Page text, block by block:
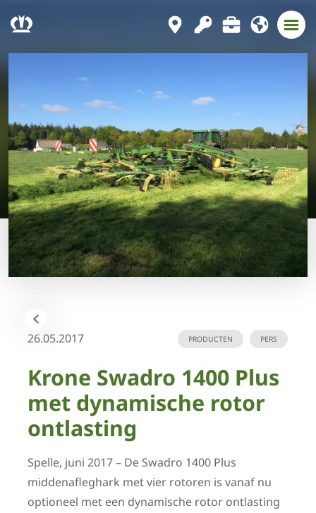
26.05.2017 PERS
PRODUCTEN
Krone Swadro 1400 Plus
met dynamische rotor
ontlasting
Spelle, juni 2017 – De Swadro 1400 Plus
middenafleghark met vier rotoren is vanaf nu
optioneel met een dynamische rotor ontlasting